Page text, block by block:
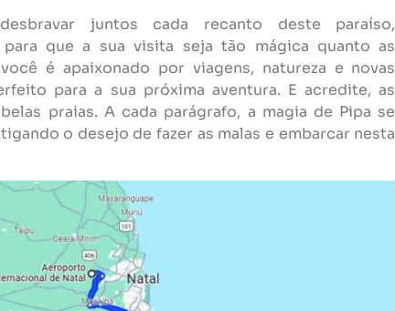
juntos cada recanto deste paraíso,
que a sua visita seja tão mágica quanto as
é apaixonado por viagens, natureza e novas
para a sua próxima aventura. E acredite, as
praias. A cada parágrafo, a magia de Pipa se
o desejo de fazer as malas e embarcar nesta